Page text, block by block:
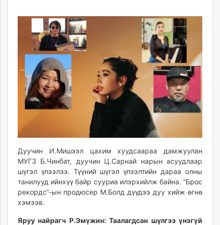
Baabar.mn
tovch.mn
ikon.mn
Livetv.mn
Eguur.mn
24tsag.mn
shuud.mn
ergelt.mn
today.mn
zuv.mn
mminfo.mn
ugluu.mn
urlag.mn
unen.mn
15:57:28
18:49:01
Дуучин И.Мишээл цахим хуудсаараа дамжуулан
МУГЗ Б.Чинбат, дуучин Ц.Сарнай нарын асуудлаар
шүгэл үлээлээ. Түүний шүгэл үлээлтийн дараа олны
танилууд ийнхүү байр сууриа илэрхийлж байна. “Брос
рекордс”-ын продюсер М.Болд дүүдээ дуу хийж өгнө
хэмээв.
Яруу найрагч Р.Эмүжин: Таалагдсан шүлгээ үнэгүй